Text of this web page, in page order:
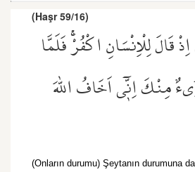
(Haşr 59/16)
قَالَ لِلْاِنْسَانِ اكْفُرْۚ فَلَمَّا
مِنْكَ اِنّ۪ٓي اَخَافُ اللّٰهَ
(Onların durumu) Şeytanın durumuna